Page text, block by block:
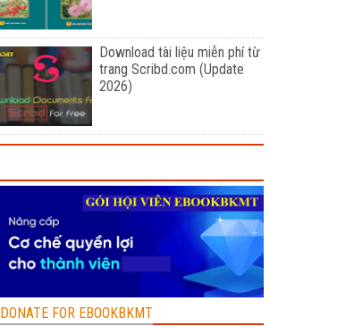
Download tài liệu miễn phí từ
trang Scribd.com (Update
2026)
DONATE FOR EBOOKBKMT